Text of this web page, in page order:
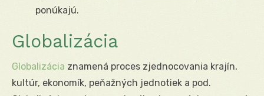
ponúkajú.
Globalizácia
Globalizácia znamená proces zjednocovania krajín,
kultúr, ekonomík, peňažných jednotiek a pod.